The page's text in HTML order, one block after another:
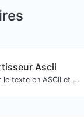
Ascii
Convertir le texte en ASCII et inversement pour toute entrée de chaîne.